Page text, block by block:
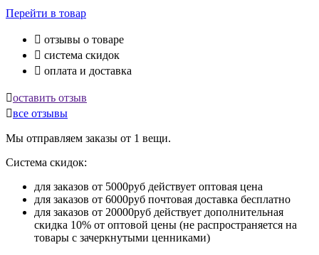
Перейти в товар
 отзывы о товаре
 система скидок
 оплата и доставка
оставить отзыв
все отзывы
Мы отправляем заказы от 1 вещи.
Система скидок:
для заказов от 5000руб действует оптовая цена
для заказов от 6000руб почтовая доставка бесплатно
для заказов от 20000руб действует дополнительная
скидка 10% от оптовой цены (не распространяется на
товары с зачеркнутыми ценниками)